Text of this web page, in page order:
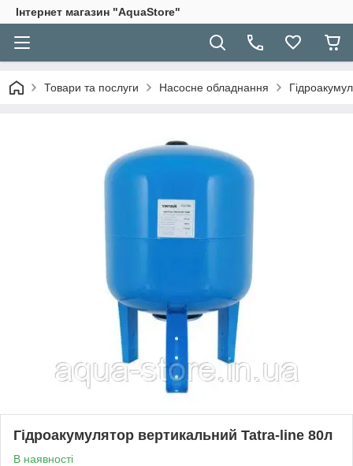
Інтернет магазин "AquaStore"
Товари та послуги Насосне обладнання
Гідроакумулятор вертикальний Tatra-line 80л
В наявності